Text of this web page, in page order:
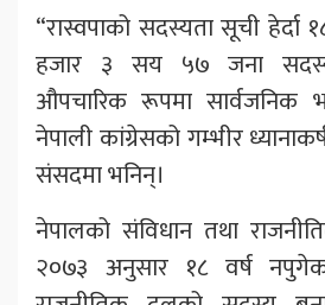
“रास्वपाको सदस्यता सूची हेर्दा
हजार ३ सय ५७ जना
औपचारिक रूपमा सार्वजनिक
नेपाली कांग्रेसको गम्भीर
संसदमा भनिन्।
नेपालको संविधान तथा
२०७३ अनुसार १८ वर्ष